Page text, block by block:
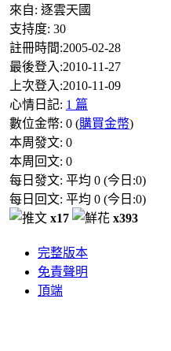
來自: 逐雲天國
支持度: 30
註冊時間:2005-02-28
最後登入:2010-11-27
上次登入:2010-11-09
心情日記: 1 篇
數位金幣: 0 (購買金幣)
本周發文: 0
本周回文: 0
每日發文: 平均 0 (今日:0)
每日回文: 平均 0 (今日:0)
x17
x393
完整版本
免責聲明
頂端